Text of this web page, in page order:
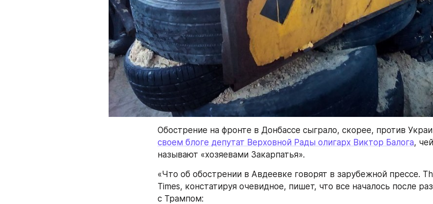
Обострение на фронте в Донбассе сыграло, скорее, против
своем блоге депутат Верховной Рады олигарх Виктор Балога,
называют «хозяевами Закарпатья».
«Что об обострении в Авдеевке говорят в зарубежной прессе.
Times, констатируя очевидное, пишет, что все началось после
с Трампом: